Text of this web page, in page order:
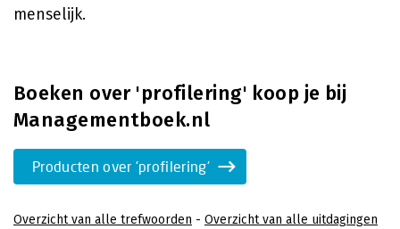
menselijk.
Boeken over 'profilering' koop je bij
Managementboek.nl
Producten over 'profilering'
Overzicht van alle trefwoorden - Overzicht van alle uitdagingen